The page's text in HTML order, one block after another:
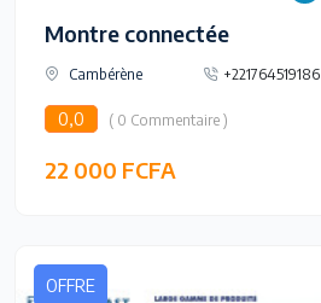
Montre connectée
Cambérène +221764519186
0,0 ( 0 Commentaire )
22 000 FCFA
OFFRE